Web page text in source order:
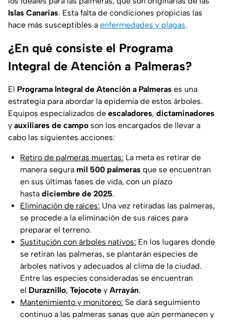
Islas Canarias. Esta falta de condiciones propicias las
hace más susceptibles a enfermedades y plagas.
¿En qué consiste el Programa
Integral de Atención a Palmeras?
El Programa Integral de Atención a Palmeras es una
estrategia para abordar la epidemia de estos árboles.
Equipos especializados de escaladores, dictaminadores
y auxiliares de campo son los encargados de llevar a
cabo las siguientes acciones:
Retiro de palmeras muertas: La meta es retirar de
manera segura mil 500 palmeras que se encuentran
en sus últimas fases de vida, con un plazo
hasta diciembre de 2025.
Eliminación de raíces: Una vez retiradas las palmeras,
se procede a la eliminación de sus raíces para
preparar el terreno.
Sustitución con árboles nativos: En los lugares donde
se retiran las palmeras, se plantarán especies de
árboles nativos y adecuados al clima de la ciudad.
Entre las especies consideradas se encuentran
el Duraznillo, Tejocote y Arrayán.
Mantenimiento y monitoreo: Se dará seguimiento
continuo a las palmeras sanas que aún permanecen y